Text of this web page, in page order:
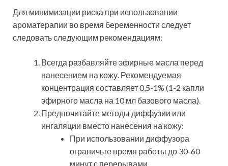
Для минимизации риска при использовании
ароматерапии во время беременности следует
следовать следующим рекомендациям:
Всегда разбавляйте эфирные масла перед
нанесением на кожу. Рекомендуемая
концентрация составляет 0,5-1% (1-2 капли
эфирного масла на 10 мл базового масла).
Предпочитайте методы диффузии или
ингаляции вместо нанесения на кожу:
При использовании диффузора
ограничьте время работы до 30-60
минут с перерывами.